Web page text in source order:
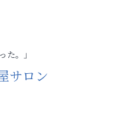
た。」
サロン